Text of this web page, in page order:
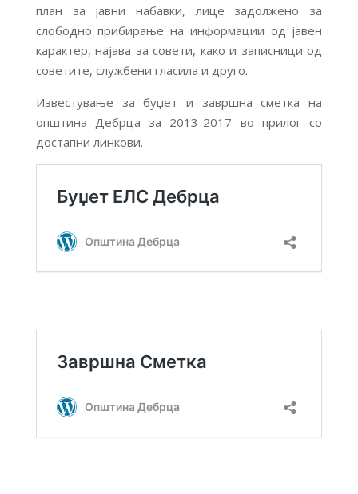
план за јавни набавки, лице задолжено за
слободно прибирање на информации од јавен
карактер, најава за совети, како и записници од
советите, службени гласила и друго.
Известување за буџет и завршна сметка на
општина Дебрца за 2013-2017 во прилог со
достапни линкови.